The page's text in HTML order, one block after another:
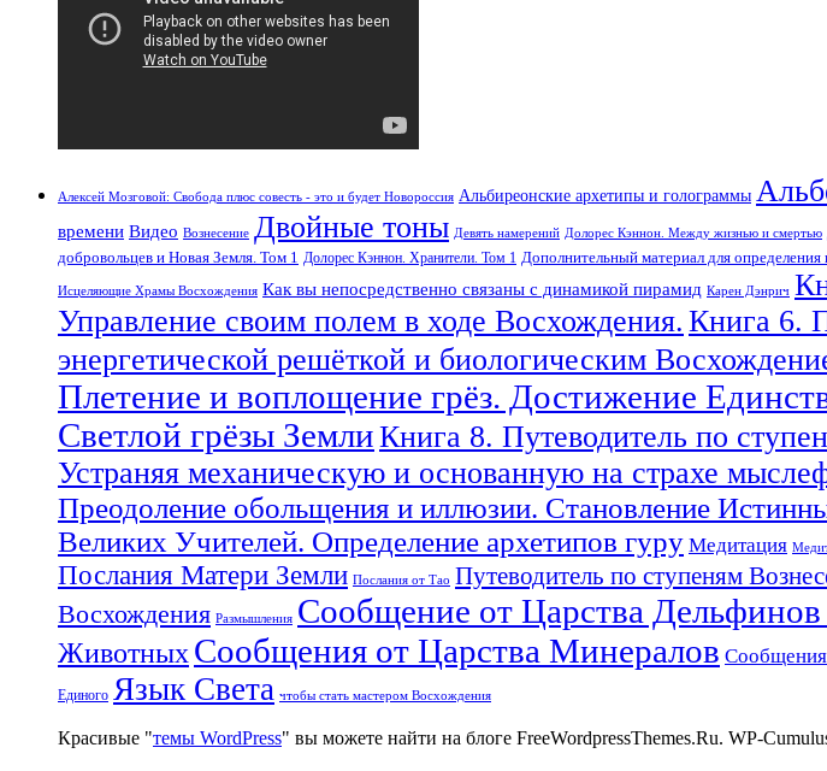
Алексей Мозговой: Свобода плюс совесть - это и будет Новороссия Альбиреонские архетипы и голограммы
времени Видео Вознесение Двойные тоны Девять намерений Долорес Кэннон. Между жизнью и смертью
добровольцев и Новая Земля. Том 1 Долорес Кэннон. Хранители. Том 1 Дополнительный материал для
Исцеляющие Храмы Восхождения Как вы непосредственно связаны с динамикой пирамид Карен Дэнрич
Управление своим полем в ходе Восхождения. Книга 6.
энергетической решёткой и биологическим
Плетение и воплощение грёз. Достижение
Светлой грёзы ЗемлиКнига 8. Путеводитель по
Устраняя механическую и основанную на страхе
Преодоление обольщения и иллюзии. Становление
Великих Учителей. Определение архетипов гуру Медитация
Послания Матери Земли Послания от Тао Путеводитель по ступеням
Восхождения Размышления Сообщение от Царства
Животных Сообщения от Царства Минералов
Единого Язык Света чтобы стать мастером Восхождения
Красивые "темы WordPress" вы можете найти на блоге FreeWordpressThemes.Ru. WP-